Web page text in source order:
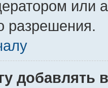
или
разрешения.
добавлять